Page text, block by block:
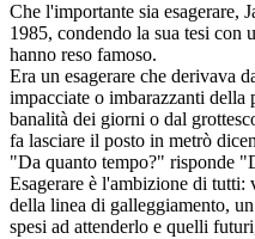
Che l'importante sia esagerare,
1985, condendo la sua tesi con
hanno reso famoso.
Era un esagerare che derivava
impacciate o imbarazzanti della
banalità dei giorni o dal
fa lasciare il posto in metrò
"Da quanto tempo?" risponde
Esagerare è l'ambizione di
della linea di galleggiamento,
spesi ad attenderlo e quelli